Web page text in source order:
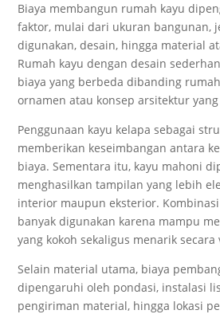
Biaya membangun rumah kayu
faktor, mulai dari ukuran bangunan,
digunakan, desain, hingga material
Rumah kayu dengan desain
biaya yang berbeda dibanding
ornamen atau konsep arsitektur
Penggunaan kayu kelapa sebagai
memberikan keseimbangan antara
biaya. Sementara itu, kayu mahoni
menghasilkan tampilan yang lebih
interior maupun eksterior.
banyak digunakan karena mampu
yang kokoh sekaligus menarik secara
Selain material utama, biaya
dipengaruhi oleh pondasi, instalasi
pengiriman material, hingga lokasi